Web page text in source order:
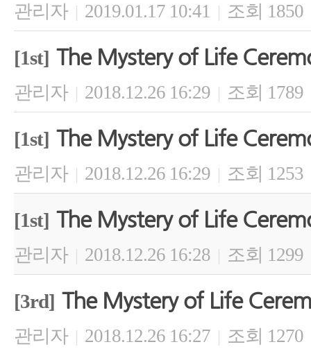
관리자 | 2019.01.17 10:41 | 조회 1850
[1st] The Mystery of Life
관리자 | 2018.12.26 16:29 | 조회 1789
[1st] The Mystery of Life
관리자 | 2018.12.26 16:29 | 조회 1253
[1st] The Mystery of Life
관리자 | 2018.12.26 16:28 | 조회 1299
[3rd] The Mystery of Life
관리자 | 2018.12.26 16:27 | 조회 1270